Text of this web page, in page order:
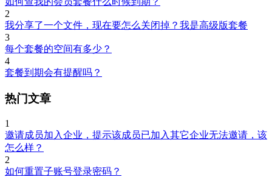
2
我分享了一个文件，现在要怎么关闭掉？我是高级版套餐
3
每个套餐的空间有多少？
4
套餐到期会有提醒吗？
热门文章
1
邀请成员加入企业，提示该成员已加入其它企业无法邀请，该
怎么样？
2
如何重置子账号登录密码？